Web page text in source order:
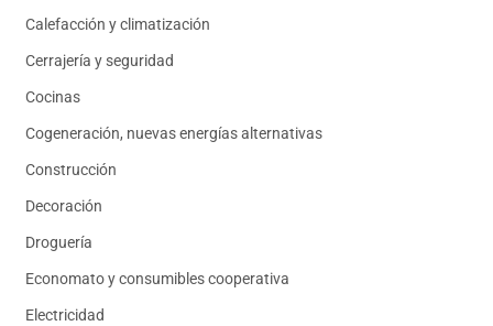
Calefacción y climatización
Cerrajería y seguridad
Cocinas
Cogeneración, nuevas energías alternativas
Construcción
Decoración
Droguería
Economato y consumibles cooperativa
Electricidad